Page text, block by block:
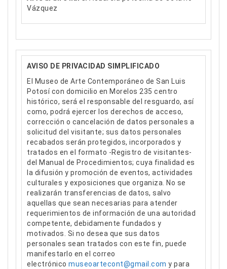
Vázquez
AVISO DE PRIVACIDAD SIMPLIFICADO
El Museo de Arte Contemporáneo de San Luis
Potosí con domicilio en Morelos 235 centro
histórico, será el responsable del resguardo, así
como, podrá ejercer los derechos de acceso,
corrección o cancelación de datos personales a
solicitud del visitante; sus datos personales
recabados serán protegidos, incorporados y
tratados en el formato -Registro de visitantes-
del Manual de Procedimientos; cuya finalidad es
la difusión y promoción de eventos, actividades
culturales y exposiciones que organiza. No se
realizarán transferencias de datos, salvo
aquellas que sean necesarias para atender
requerimientos de información de una autoridad
competente, debidamente fundados y
motivados. Si no desea que sus datos
personales sean tratados con este fin, puede
manifestarlo en el correo
electrónico museoartecont@gmail.com y para